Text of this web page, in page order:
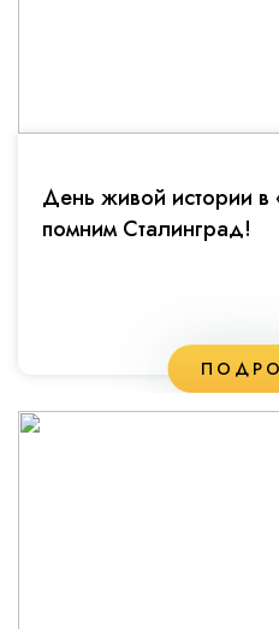
День живой истории в
помним Сталинград!